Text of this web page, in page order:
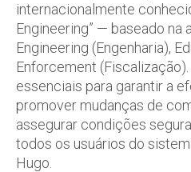
internacionalmente
Engineering” — baseado na
Engineering (Engenharia),
Enforcement (Fiscalização).
essenciais para garantir a
promover mudanças de
assegurar condições
todos os usuários do
Hugo.